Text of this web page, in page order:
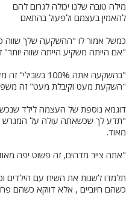
מילה טובה שלנו יכולה לגרום להם
להאמין בעצמם ולפעול בהתאם
כמשל אמור לו "ההשקעה שלך שווה
"אם הייתה משקיע הייתה שווה יותר"
"בהשקעה אתה 100% בשבילי" זה מעצים.
"השקעת מעט וקיבלת מעט" זה
דוגמא נוספת של העצמה לילד
"תדע לך שכשאתה עולה על המגרש
מאוד.
"אתה צייר מדהים, זה פשוט יפה
תלמדו לשנות את השיח עם הילדים
כשהם חיוביים , אלא דווקא כשהם